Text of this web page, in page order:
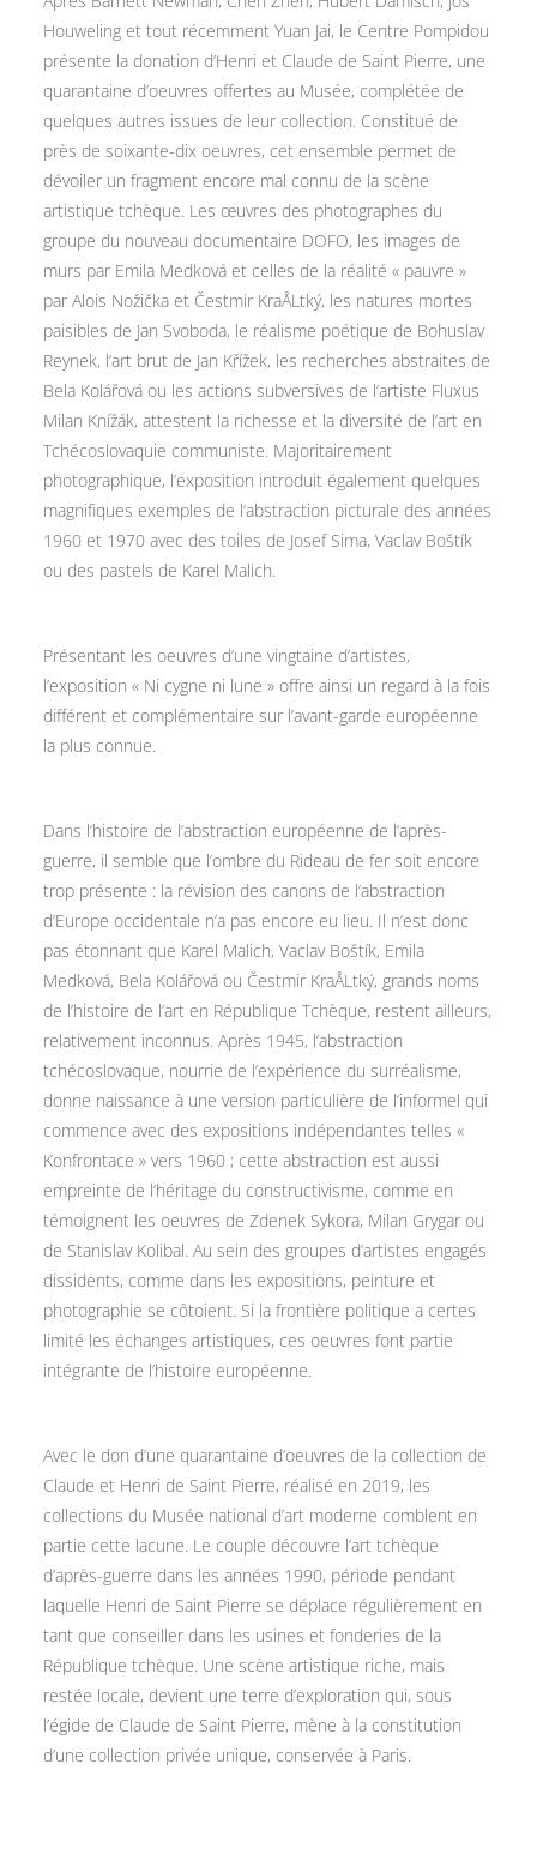
Houweling et tout récemment Yuan Jai, le Centre Pompidou
présente la donation d’Henri et Claude de Saint Pierre, une
quarantaine d’oeuvres offertes au Musée, complétée de
quelques autres issues de leur collection. Constitué de
près de soixante-dix oeuvres, cet ensemble permet de
dévoiler un fragment encore mal connu de la scène
artistique tchèque. Les œuvres des photographes du
groupe du nouveau documentaire DOFO, les images de
murs par Emila Medková et celles de la réalité « pauvre »
par Alois Nožička et Čestmir KraÅLtký, les natures mortes
paisibles de Jan Svoboda, le réalisme poétique de Bohuslav
Reynek, l’art brut de Jan Křížek, les recherches abstraites de
Bela Kolářová ou les actions subversives de l’artiste Fluxus
Milan Knížák, attestent la richesse et la diversité de l’art en
Tchécoslovaquie communiste. Majoritairement
photographique, l’exposition introduit également quelques
magnifiques exemples de l’abstraction picturale des années
1960 et 1970 avec des toiles de Josef Sima, Vaclav Boštík
ou des pastels de Karel Malich.
Présentant les oeuvres d’une vingtaine d’artistes,
l’exposition « Ni cygne ni lune » offre ainsi un regard à la fois
différent et complémentaire sur l’avant-garde européenne
la plus connue.
Dans l’histoire de l’abstraction européenne de l’après-
guerre, il semble que l’ombre du Rideau de fer soit encore
trop présente : la révision des canons de l’abstraction
d’Europe occidentale n’a pas encore eu lieu. Il n’est donc
pas étonnant que Karel Malich, Vaclav Boštík, Emila
Medková, Bela Kolářová ou Čestmir KraÅLtký, grands noms
de l’histoire de l’art en République Tchèque, restent ailleurs,
relativement inconnus. Après 1945, l’abstraction
tchécoslovaque, nourrie de l’expérience du surréalisme,
donne naissance à une version particulière de l’informel qui
commence avec des expositions indépendantes telles «
Konfrontace » vers 1960 ; cette abstraction est aussi
empreinte de l’héritage du constructivisme, comme en
témoignent les oeuvres de Zdenek Sykora, Milan Grygar ou
de Stanislav Kolibal. Au sein des groupes d’artistes engagés
dissidents, comme dans les expositions, peinture et
photographie se côtoient. Si la frontière politique a certes
limité les échanges artistiques, ces oeuvres font partie
intégrante de l’histoire européenne.
Avec le don d’une quarantaine d’oeuvres de la collection de
Claude et Henri de Saint Pierre, réalisé en 2019, les
collections du Musée national d’art moderne comblent en
partie cette lacune. Le couple découvre l’art tchèque
d’après-guerre dans les années 1990, période pendant
laquelle Henri de Saint Pierre se déplace régulièrement en
tant que conseiller dans les usines et fonderies de la
République tchèque. Une scène artistique riche, mais
restée locale, devient une terre d’exploration qui, sous
l’égide de Claude de Saint Pierre, mène à la constitution
d’une collection privée unique, conservée à Paris.